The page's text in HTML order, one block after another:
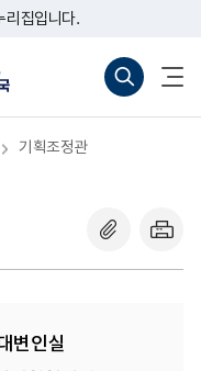
리집입니다.
기획조정관
변인실